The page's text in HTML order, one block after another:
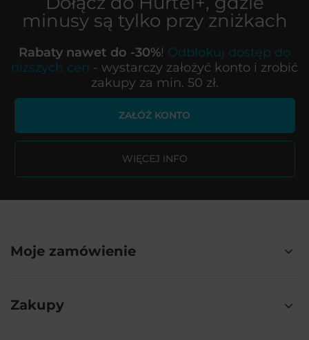
minusy są tylko przy zniżkach
Rabaty nawet do -30%! Odblokuj dostęp do
niższych cen - wystarczy założyć konto i zrobić
zakupy za min. 50 zł.
ZAŁÓŻ KONTO
WIĘCEJ INFO
Moje zamówienie
Zakupy